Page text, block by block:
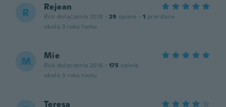
R Rejean
Rok dołączenia 2018 · 29 opinie · 1 przesłane
około 3 roku temu
M Mie
Rok dołączenia 2016 · 175 opinie
około 3 roku temu
Teresa